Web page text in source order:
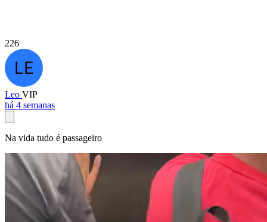
226
Leo VIP
há 4 semanas
Na vida tudo é passageiro